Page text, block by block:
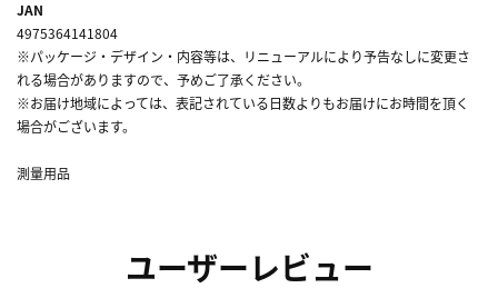
JAN
4975364141804
※パッケージ・デザイン・内容等は、リニューアルにより予告なしに変更さ
れる場合がありますので、予めご了承ください。
※お届け地域によっては、表記されている日数よりもお届けにお時間を頂く
場合がございます。
測量用品
ユーザーレビュー